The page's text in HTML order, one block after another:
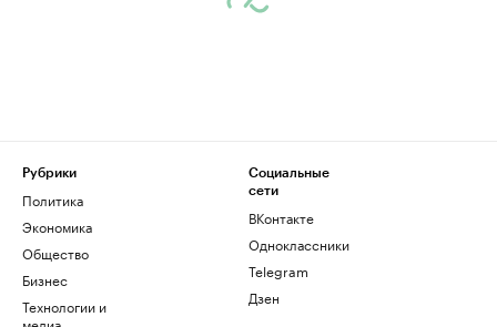
Рубрики
Политика
Экономика
Общество
Бизнес
Технологии и
Социальные
сети
ВКонтакте
Одноклассники
Telegram
Дзен